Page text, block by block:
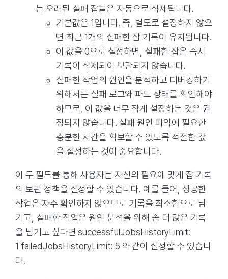
는 오래된 실패 잡들은 자동으로 삭제됩니다.
기본값은 1입니다. 즉, 별도로 설정하지 않으
면 최근 1개의 실패한 잡 기록이 유지됩니다.
이 값을 0으로 설정하면, 실패한 잡은 즉시
기록이 삭제되어 보관되지 않습니다.
실패한 작업의 원인을 분석하고 디버깅하기
위해서는 실패 로그와 파드 상태를 확인해야
하므로, 이 값을 너무 작게 설정하는 것은 권
장되지 않습니다. 실패 원인 파악에 필요한
충분한 시간을 확보할 수 있도록 적절한 값
을 설정하는 것이 중요합니다.
이 두 필드를 통해 사용자는 자신의 필요에 맞게 잡 기록
의 보관 정책을 설정할 수 있습니다. 예를 들어, 성공한
작업은 자주 확인하지 않으므로 기록을 최소한으로 남
기고, 실패한 작업은 원인 분석을 위해 좀 더 많은 기록
을 남기고 싶다면 successfulJobsHistoryLimit:
1 failedJobsHistoryLimit: 5 와 같이 설정할 수 있습니
다.